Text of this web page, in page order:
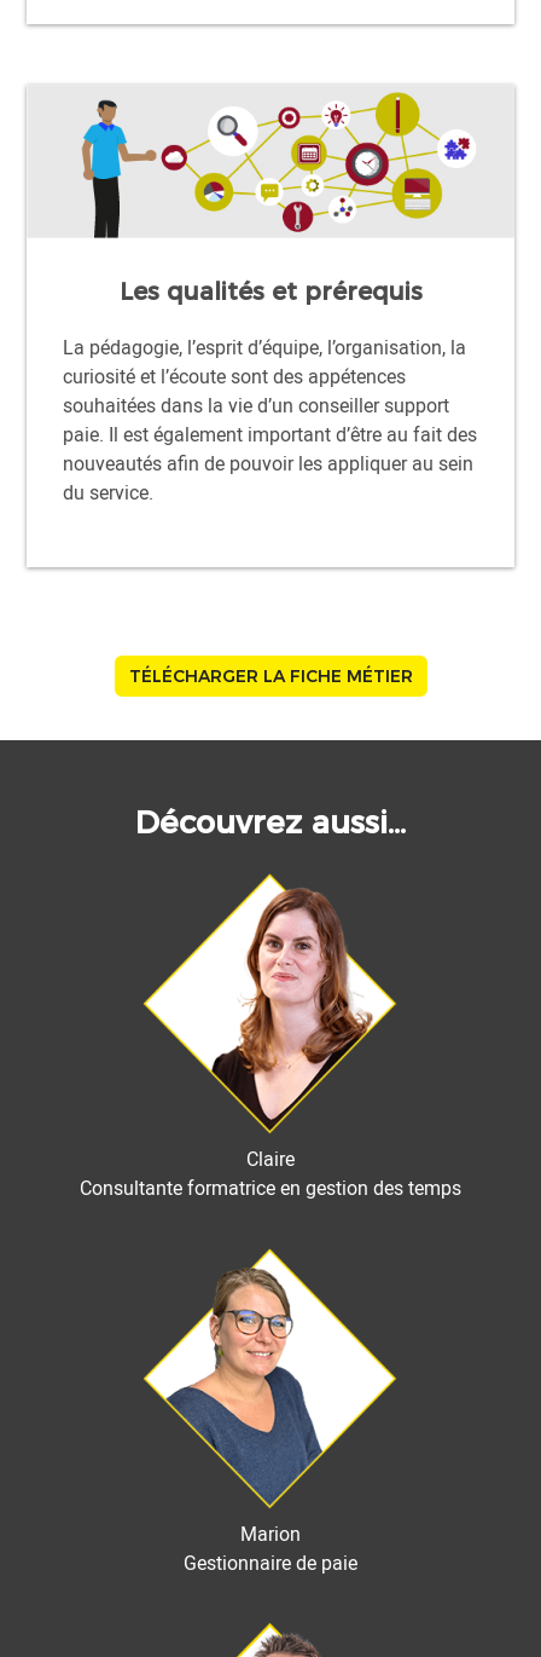
Les qualités et prérequis
La pédagogie, l’esprit d’équipe, l’organisation, la
curiosité et l’écoute sont des appétences
souhaitées dans la vie d’un conseiller support
paie. Il est également important d’être au fait des
nouveautés afin de pouvoir les appliquer au sein
du service.
TÉLÉCHARGER LA FICHE MÉTIER
Découvrez aussi...
Claire
Consultante formatrice en gestion des temps
Marion
Gestionnaire de paie